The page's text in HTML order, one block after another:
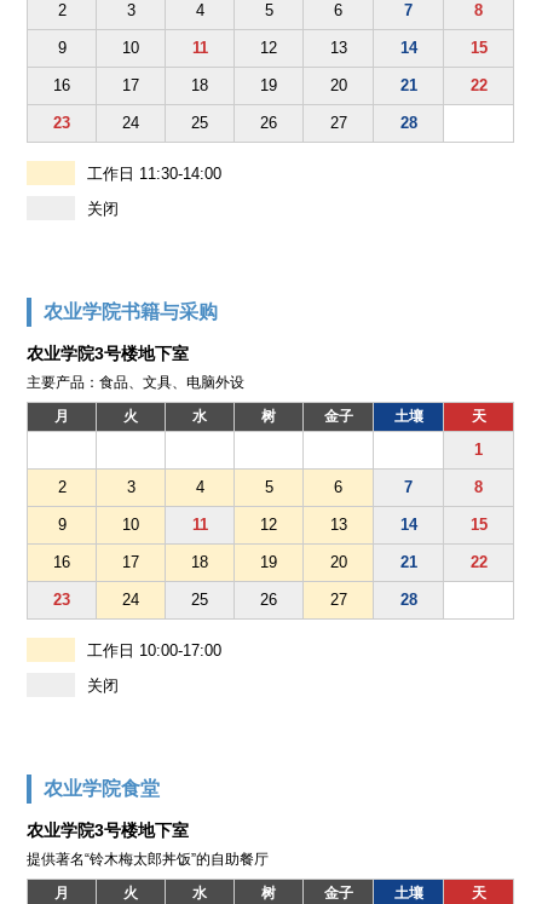
2 3 4 5 6 7 8
9 10 11 12 13 14 15
16 17 18 19 20 21 22
23 24 25 26 27 28
工作日 11:30-14:00
关闭
农业学院书籍与采购
农业学院3号楼地下室
主要产品：食品、文具、电脑外设
月 火 水 树 金子 土壤 天
1
2 3 4 5 6 7 8
9 10 11 12 13 14 15
16 17 18 19 20 21 22
23 24 25 26 27 28
工作日 10:00-17:00
关闭
农业学院食堂
农业学院3号楼地下室
提供著名“铃木梅太郎丼饭”的自助餐厅
月 火 水 树 金子 土壤 天